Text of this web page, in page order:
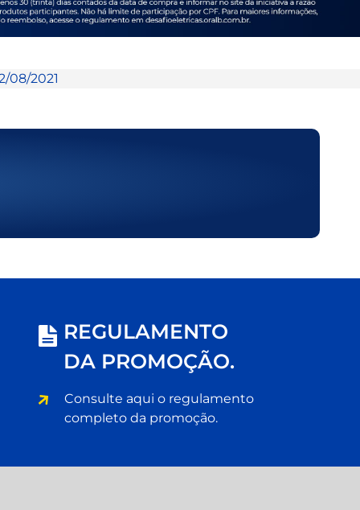
08/2021
REGULAMENTO
DA PROMOÇÃO.
Consulte aqui o regulamento
completo da promoção.